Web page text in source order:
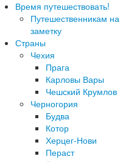
Время путешествовать!
Путешественникам на
заметку
Страны
Чехия
Прага
Карловы Вары
Чешский Крумлов
Черногория
Будва
Котор
Херцег-Нови
Пераст